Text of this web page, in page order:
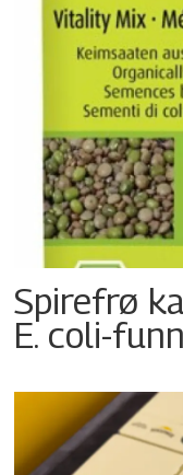
Spirefrø
E. coli-funn